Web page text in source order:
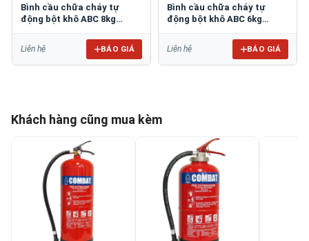
Bình cầu chữa cháy tự
động bột khô ABC 8kg
Liên hệ BÁO GIÁ
Bình cầu chữa cháy tự
động bột khô ABC 6kg
Liên hệ BÁO GIÁ
Khách hàng cũng mua kèm